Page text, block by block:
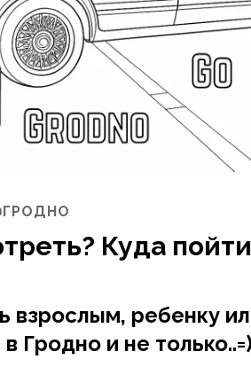
Куда пойти
взрослым, ребенку
Гродно и не